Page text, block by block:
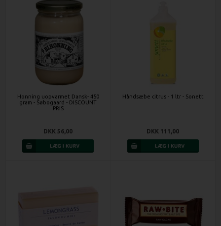
Honning uopvarmet Dansk- 450
gram - Søbogaard - DISCOUNT
PRIS
DKK 56,00
Håndsæbe citrus - 1 ltr - Sonett
DKK 111,00